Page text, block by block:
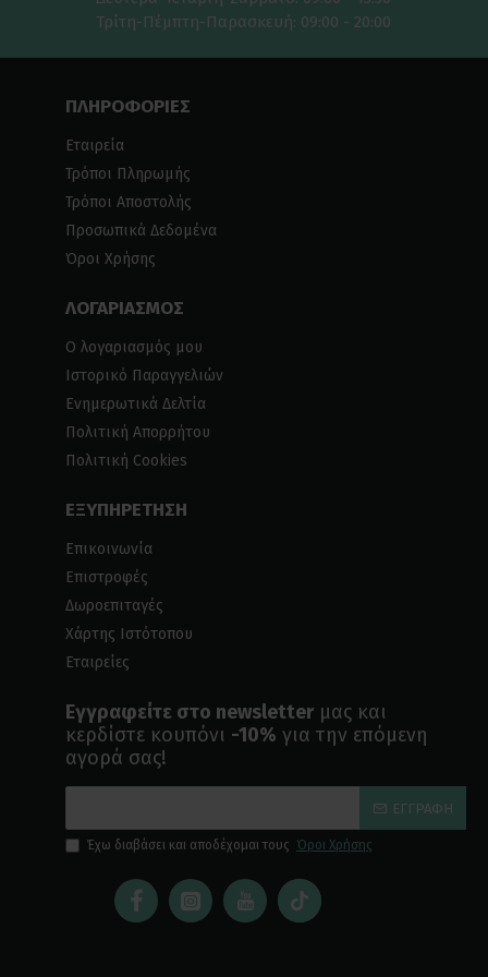
Τρίτη-Πέμπτη-Παρασκευή: 09:00 - 20:00
ΠΛΗΡΟΦΟΡΙΕΣ
Εταιρεία
Τρόποι Πληρωμής
Τρόποι Αποστολής
Προσωπικά Δεδομένα
Όροι Χρήσης
ΛΟΓΑΡΙΑΣΜΟΣ
Ο λογαριασμός μου
Ιστορικό Παραγγελιών
Ενημερωτικά Δελτία
Πολιτική Απορρήτου
Πολιτική Cookies
ΕΞΥΠΗΡΕΤΗΣΗ
Επικοινωνία
Επιστροφές
Δωροεπιταγές
Χάρτης Ιστότοπου
Εταιρείες
Εγγραφείτε στο newsletter μας και
κερδίστε κουπόνι -10% για την επόμενη
αγορά σας!
ΕΓΓΡΑΦΉ
Έχω διαβάσει και αποδέχομαι τους Όροι Χρήσης